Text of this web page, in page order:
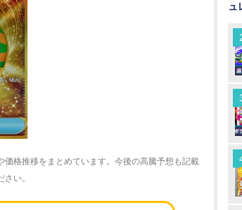
格推移をまとめています。今後の高騰予想も記載
い。
ュ